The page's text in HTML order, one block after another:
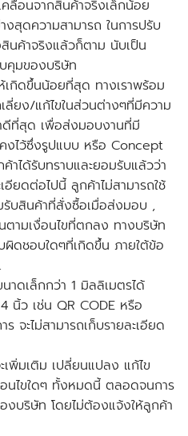
ลื่อนจากสินค้าจริงเล็กน้อย
งสุดความสามารถ ในการปรับ
นค้าจริงแล้วก็ตาม นับเป็น
คุมของบริษัท
กิดขึ้นน้อยที่สุด ทางเราพร้อม
ลี่ยง/แก้ไขในส่วนต่างๆที่มีความ
ดีที่สุด เพื่อส่งมอบงานที่มี
ไว้ซึ่งรูปแบบ หรือ Concept
ได้รับทราบและยอมรับแล้วว่า
ยดต่อไปนี้ ลูกค้าไม่สามารถใช้
รับสินค้าที่สั่งซื้อเมื่อส่งมอบ ,
ตามเงื่อนไขที่ตกลง ทางบริษัท
ดชอบใดๆที่เกิดขึ้น ภายใต้ข้อ
าดเล็กกว่า 1 มิลลิเมตรได้
นิ้ว เช่น QR CODE หรือ
จะไม่สามารถเก็บรายละเอียด
พิ่มเติม เปลี่ยนแปลง แก้ไข
นไขใดๆ ทั้งหมดนี้ ตลอดจนการ
งบริษัท โดยไม่ต้องแจ้งให้ลูกค้า